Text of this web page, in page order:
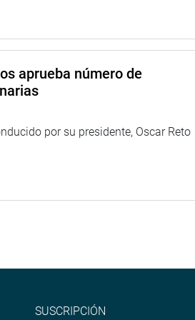
muchos nos puede causar pesar y
soy parte de la que hoy tomaremos.
es un día, muy triste, no
Estamos frente al
y del mundo, y que
aseveró
la corrupción, o estamos en contra
golpe de Estado. Eso es falso,
en mensaje de la nación, y
aprueba número de
por su presidente, Oscar Reto
SUSCRIPCIÓN